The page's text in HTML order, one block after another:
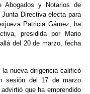
Abogados y Notarios de
Directiva electa para
Patricia Gámez, ha
presidida por Mario
del 20 de marzo, fecha
nueva dirigencia calificó
sesión del 17 de marzo
que ha emprendido